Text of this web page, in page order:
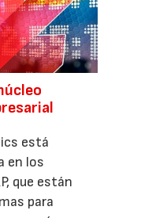
está
en los
que están
para